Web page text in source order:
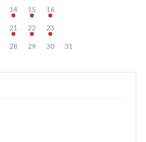
14 15 16
21 22 23
28 29 30 31